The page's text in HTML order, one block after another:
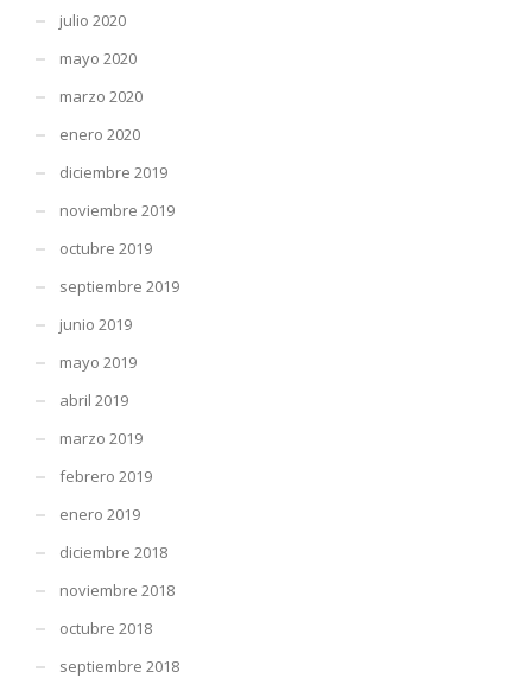
julio 2020
mayo 2020
marzo 2020
enero 2020
diciembre 2019
noviembre 2019
octubre 2019
septiembre 2019
junio 2019
mayo 2019
abril 2019
marzo 2019
febrero 2019
enero 2019
diciembre 2018
noviembre 2018
octubre 2018
septiembre 2018